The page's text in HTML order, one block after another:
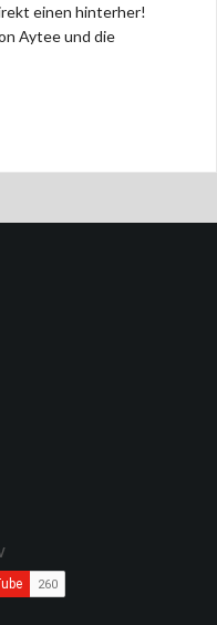
einen hinterher!
Aytee und die